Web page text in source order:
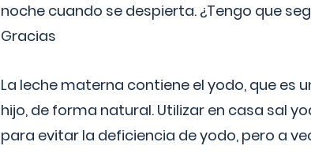
noche cuando se despierta. ¿Tengo que
Gracias
La leche materna contiene el yodo, que es
hijo, de forma natural. Utilizar en casa sal
para evitar la deficiencia de yodo, pero a